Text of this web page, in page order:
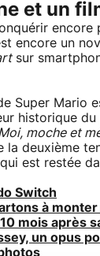
et un
encore un
sur
Super Mario
historique
moche et
deuxième
est restée
Switch
à
mois après
un opus